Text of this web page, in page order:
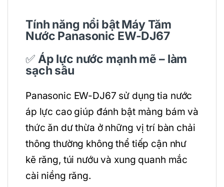
Tính năng nổi bật Máy Tăm
Nước Panasonic EW-DJ67
✅ Áp lực nước mạnh mẽ – làm
sạch sâu
Panasonic EW-DJ67 sử dụng tia nước
áp lực cao giúp đánh bật mảng bám và
thức ăn dư thừa ở những vị trí bàn chải
thông thường không thể tiếp cận như
kẽ răng, túi nướu và xung quanh mắc
cài niềng răng.